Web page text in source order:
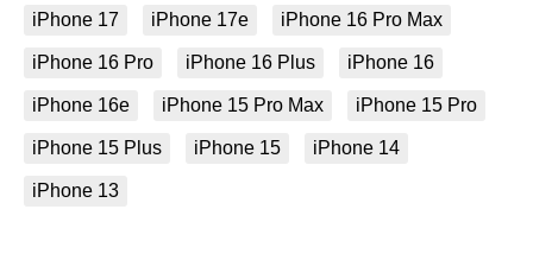
iPhone 17 iPhone 17e iPhone 16 Pro Max
iPhone 16 Pro iPhone 16 Plus iPhone 16
iPhone 16e iPhone 15 Pro Max iPhone 15 Pro
iPhone 15 Plus iPhone 15 iPhone 14
iPhone 13